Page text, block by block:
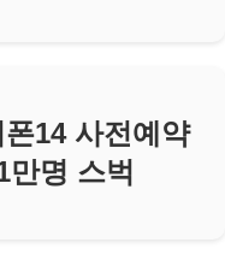
14 사전예약
명 스벅